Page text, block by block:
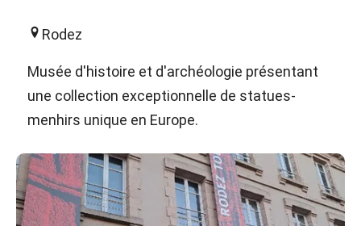
Rodez
Musée d'histoire et d'archéologie présentant
une collection exceptionnelle de statues-
menhirs unique en Europe.